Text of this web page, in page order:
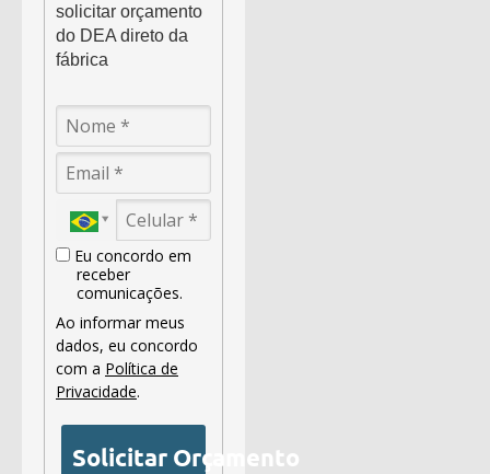
solicitar orçamento
do DEA direto da
fábrica
Eu concordo em
receber
comunicações.
Ao informar meus
dados, eu concordo
com a Política de
Privacidade.
Solicitar Orçamento